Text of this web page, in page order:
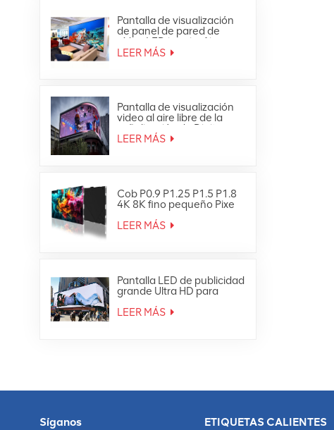
Pantalla de visualización
de panel de pared de
vídeo LED interior fija
ultrafina Full HD
LEER MÁS
Pantalla de visualización
video al aire libre de la
señalización de Digitaces
de la pared de la prenda
LEER MÁS
Cob P0.9 P1.25 P1.5 P1.8
4K 8K fino pequeño Pixe
Led TV Video Wall
LEER MÁS
Pantalla LED de publicidad
grande Ultra HD para
exteriores 4K
LEER MÁS
Síganos ETIQUETAS CALIENTES